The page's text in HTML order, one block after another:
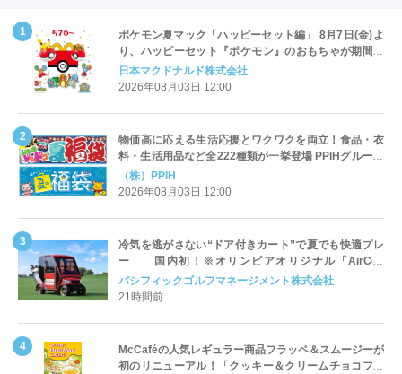
ポケモン夏マック「ハッピーセット編」 8月7日(金)よ
り、ハッピーセット『ポケモン』のおもちゃが期間限
定登場
日本マクドナルド株式会社
2026年08月03日 12:00
物価高に応える生活応援とワクワクを両立！食品・衣
料・生活用品など全222種類が一挙登場 PPIHグループ
「夏福袋」＆セール 8月6日(木)より順次スタート
（株）PPIH
2026年08月03日 12:00
冷気を逃がさない“ドア付きカート”で夏でも快適プレ
ー 国内初！※オリンピアオリジナル「AirCon
Cart（エアコンカート）」導入 | ＰＧＭ
パシフィックゴルフマネージメント株式会社
21時間前
McCaféの人気レギュラー商品フラッペ＆スムージーが
初のリニューアル！「クッキー＆クリームチョコフラ